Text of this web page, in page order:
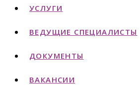
УСЛУГИ
ВЕДУЩИЕ СПЕЦИАЛИСТЫ
ДОКУМЕНТЫ
ВАКАНСИИ